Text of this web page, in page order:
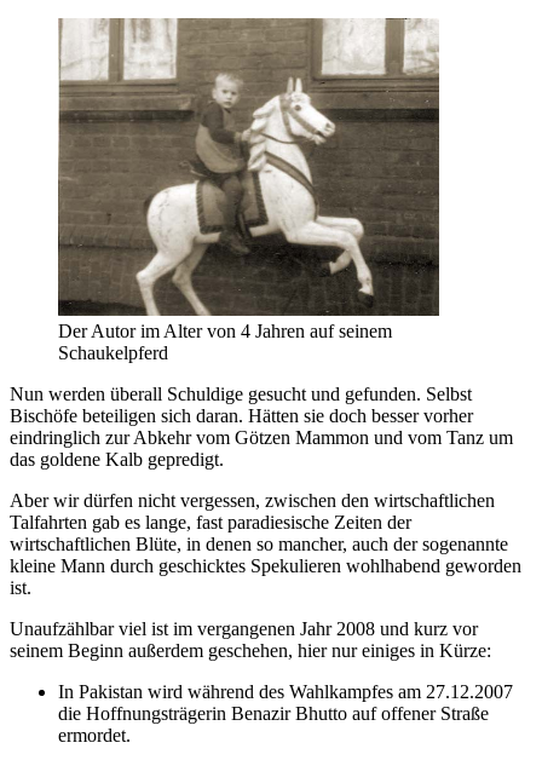
Der Autor im Alter von 4 Jahren auf seinem
Schaukelpferd
Nun werden überall Schuldige gesucht und gefunden. Selbst
Bischöfe beteiligen sich daran. Hätten sie doch besser vorher
eindringlich zur Abkehr vom Götzen Mammon und vom Tanz um
das goldene Kalb gepredigt.
Aber wir dürfen nicht vergessen, zwischen den wirtschaftlichen
Talfahrten gab es lange, fast paradiesische Zeiten der
wirtschaftlichen Blüte, in denen so mancher, auch der sogenannte
kleine Mann durch geschicktes Spekulieren wohlhabend geworden
ist.
Unaufzählbar viel ist im vergangenen Jahr 2008 und kurz vor
seinem Beginn außerdem geschehen, hier nur einiges in Kürze:
In Pakistan wird während des Wahlkampfes am 27.12.2007
die Hoffnungsträgerin Benazir Bhutto auf offener Straße
ermordet.